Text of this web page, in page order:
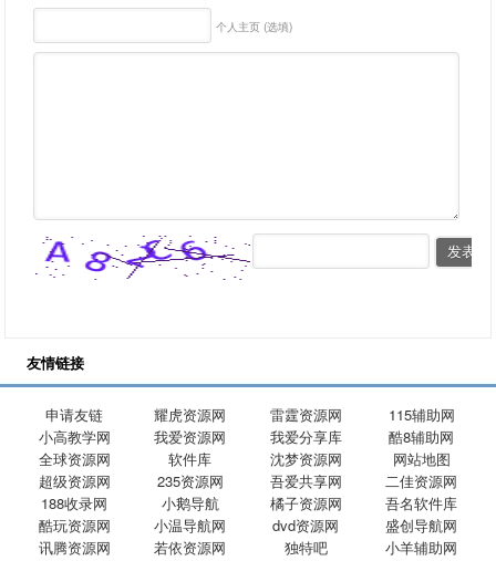
个人主页 (选填)
友情链接
申请友链 耀虎资源网 雷霆资源网
115辅助网
小高教学网
我爱资源网 我爱分享库
酷8辅助网
全球资源网
软件库 沈梦资源网
网站地图
超级资源网
235资源网 吾爱共享网
二佳资源网
188收录网
小鹅导航 橘子资源网
吾名软件库
酷玩资源网
小温导航网 dvd资源网
盛创导航网
讯腾资源网
若依资源网 独特吧
小羊辅助网